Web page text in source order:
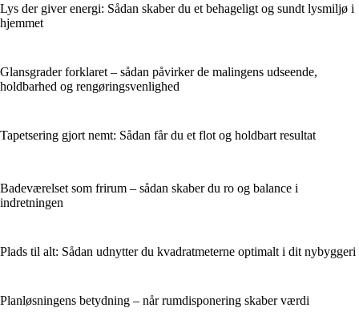
Lys der giver energi: Sådan skaber du et behageligt og sundt lysmiljø i
hjemmet
Glansgrader forklaret – sådan påvirker de malingens udseende,
holdbarhed og rengøringsvenlighed
Tapetsering gjort nemt: Sådan får du et flot og holdbart resultat
Badeværelset som frirum – sådan skaber du ro og balance i
indretningen
Plads til alt: Sådan udnytter du kvadratmeterne optimalt i dit nybyggeri
Planløsningens betydning – når rumdisponering skaber værdi